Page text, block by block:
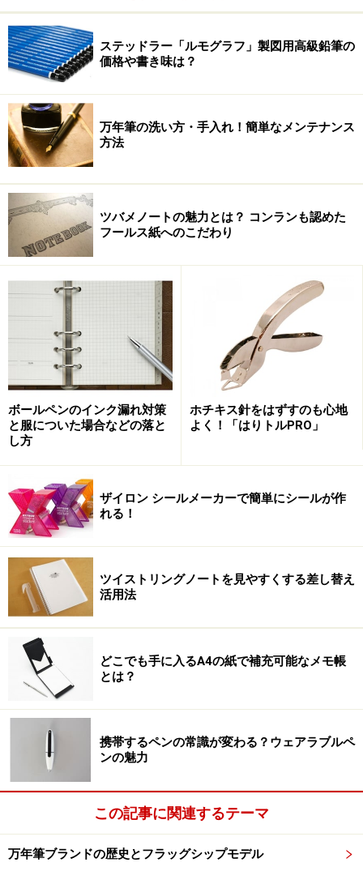
ステッドラー「ルモグラフ」製図用高級鉛筆の
価格や書き味は？
万年筆の洗い方・手入れ！簡単なメンテナンス
方法
ツバメノートの魅力とは？ コンランも認めた
フールス紙へのこだわり
ボールペンのインク漏れ対策
と服についた場合などの落と
し方
ホチキス針をはずすのも心地
よく！「はりトルPRO」
ザイロン シールメーカーで簡単にシールが作
れる！
ツイストリングノートを見やすくする差し替え
活用法
どこでも手に入るA4の紙で補充可能なメモ帳
とは？
携帯するペンの常識が変わる？ウェアラブルペ
ンの魅力
この記事に関連するテーマ
万年筆ブランドの歴史とフラッグシップモデル